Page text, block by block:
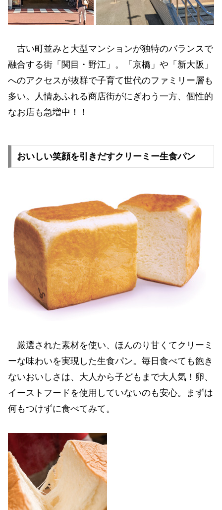
古い町並みと大型マンションが独特のバランスで
融合する街「関目・野江」。「京橋」や「新大阪」
へのアクセスが抜群で子育て世代のファミリー層も
多い。人情あふれる商店街がにぎわう一方、個性的
なお店も急増中！！
おいしい笑顔を引きだすクリーミー生食パン
厳選された素材を使い、ほんのり甘くてクリーミ
ーな味わいを実現した生食パン。毎日食べても飽き
ないおいしさは、大人から子どもまで大人気！卵、
イーストフードを使用していないのも安心。まずは
何もつけずに食べてみて。